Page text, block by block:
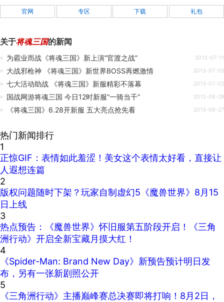
官网 专区 下载 礼包
关于将魂三国的新闻
为霸业而战《将魂三国》新上演“官渡之战” 2013-07-11
大战邪枪神 《将魂三国》新世界BOSS再燃激情 2013-07-05
七大活动助战 《将魂三国》新服精彩不落幕 2013-07-02
国战网游将魂三国 今日12时新服“一骑当千” 2013-06-28
《将魂三国》6.28开新服 五大亮点抢先看 2013-06-27
热门新闻排行
1
正惊GIF：表情如此羞涩！美女这个表情太好看，直接让
人遐想连篇
2
版权问题随时下架？玩家自制虚幻5《魔兽世界》8月15
日上线
3
热点预告：《魔兽世界》怀旧服第五阶段开启！《三角
洲行动》开启全新宝藏月摸大红！
4
《Spider-Man: Brand New Day》新预告预计明日发
布，另有一张新剧照公开
5
《三角洲行动》主播巅峰赛总决赛即将打响！8月2日，